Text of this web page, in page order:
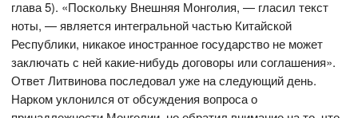
глава 5). «Поскольку Внешняя Монголия, — гласил текст
ноты, — является интегральной частью Китайской
Республики, никакое иностранное государство не может
заключать с ней какие-нибудь договоры или соглашения».
Ответ Литвинова последовал уже на следующий день.
Нарком уклонился от обсуждения вопроса о